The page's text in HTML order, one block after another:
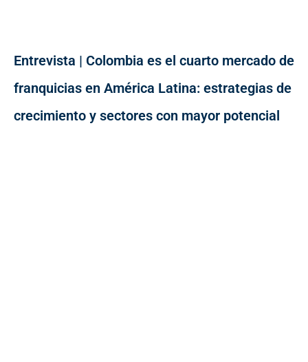
Entrevista | Colombia es el cuarto mercado de
franquicias en América Latina: estrategias de
crecimiento y sectores con mayor potencial